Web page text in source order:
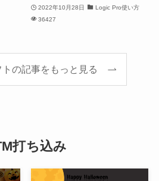
2022年10月28日
Logic Pro使い方
36427
トの記事をもっと見る
打ち込み